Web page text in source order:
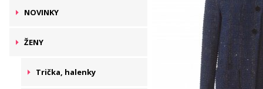
NOVINKY
ŽENY
Trička, halenky